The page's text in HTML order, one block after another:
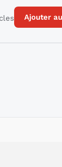
Ajouter